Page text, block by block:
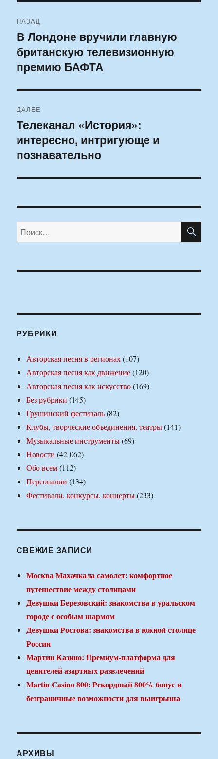
по
записям
НАЗАД
Предыдущая
запись:
В Лондоне вручили главную
британскую телевизионную
премию БАФТА
ДАЛЕЕ
Следующая
запись:
Телеканал «История»:
интересно, интригующе и
познавательно
Искать:
РУБРИКИ
Авторская песня в регионах(107)
Авторская песня как движение(120)
Авторская песня как искусство(169)
Без рубрики (145)
Грушинский фестиваль(82)
Клубы, творческие объединения, театры(141)
Музыкальные инструменты(69)
Новости (42 062)
Обо всем(112)
Персоналии (134)
Фестивали, конкурсы, концерты(233)
СВЕЖИЕ ЗАПИСИ
Москва Махачкала самолет: комфортное
путешествие между столицами
Девушки Березовский: знакомства в уральском
городе с особым шармом
Девушки Ростова: знакомства в южной столице
России
Мартин Казино: Премиум-платформа для
ценителей азартных развлечений
Martin Casino 800: Рекордный 800% бонус и
безграничные возможности для выигрыша
АРХИВЫ